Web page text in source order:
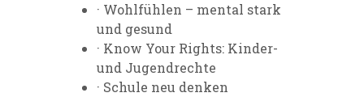
· Wohlfühlen – mental stark
und gesund
· Know Your Rights: Kinder-
und Jugendrechte
· Schule neu denken